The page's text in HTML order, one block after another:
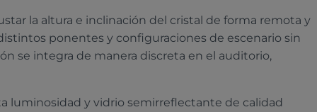
la altura e inclinación del cristal de forma remota y
ponentes y configuraciones de escenario sin
se integra de manera discreta en el auditorio,
luminosidad y vidrio semirreflectante de calidad